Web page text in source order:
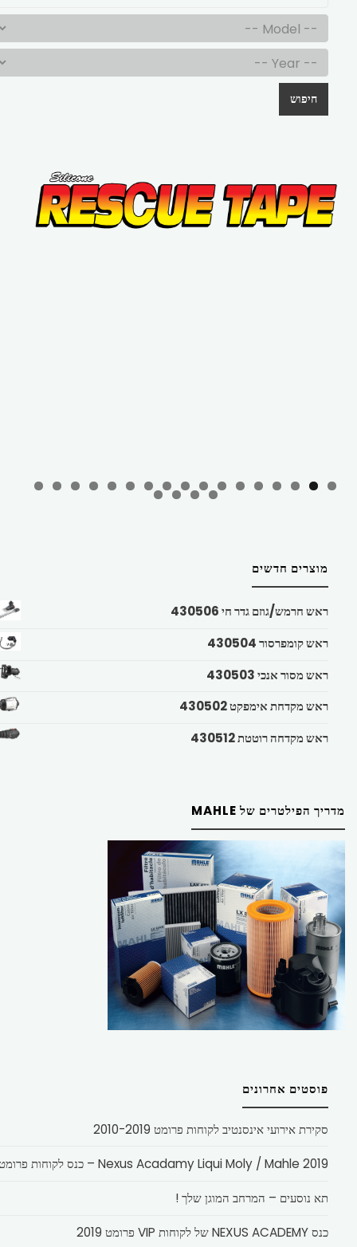
חיפוש
מוצרים חדשים
ראש חרמש/גוזם גדר חי 430506
ראש קומפרסור 430504
ראש מסור אנכי 430503
ראש מקדחת אימפקט 430502
ראש מקדחה רוטטת 430512
מדריך הפילטרים של MAHLE
פוסטים אחרונים
סקירת אירועי אינסנטיב לקוחות פרומט 2010-2019
Nexus Acadamy Liqui Moly / Mahle 2019 – כנס לקוחות פרומט
תא נוסעים – המרחב המוגן שלך !
כנס NEXUS ACADEMY של לקוחות VIP פרומט 2019